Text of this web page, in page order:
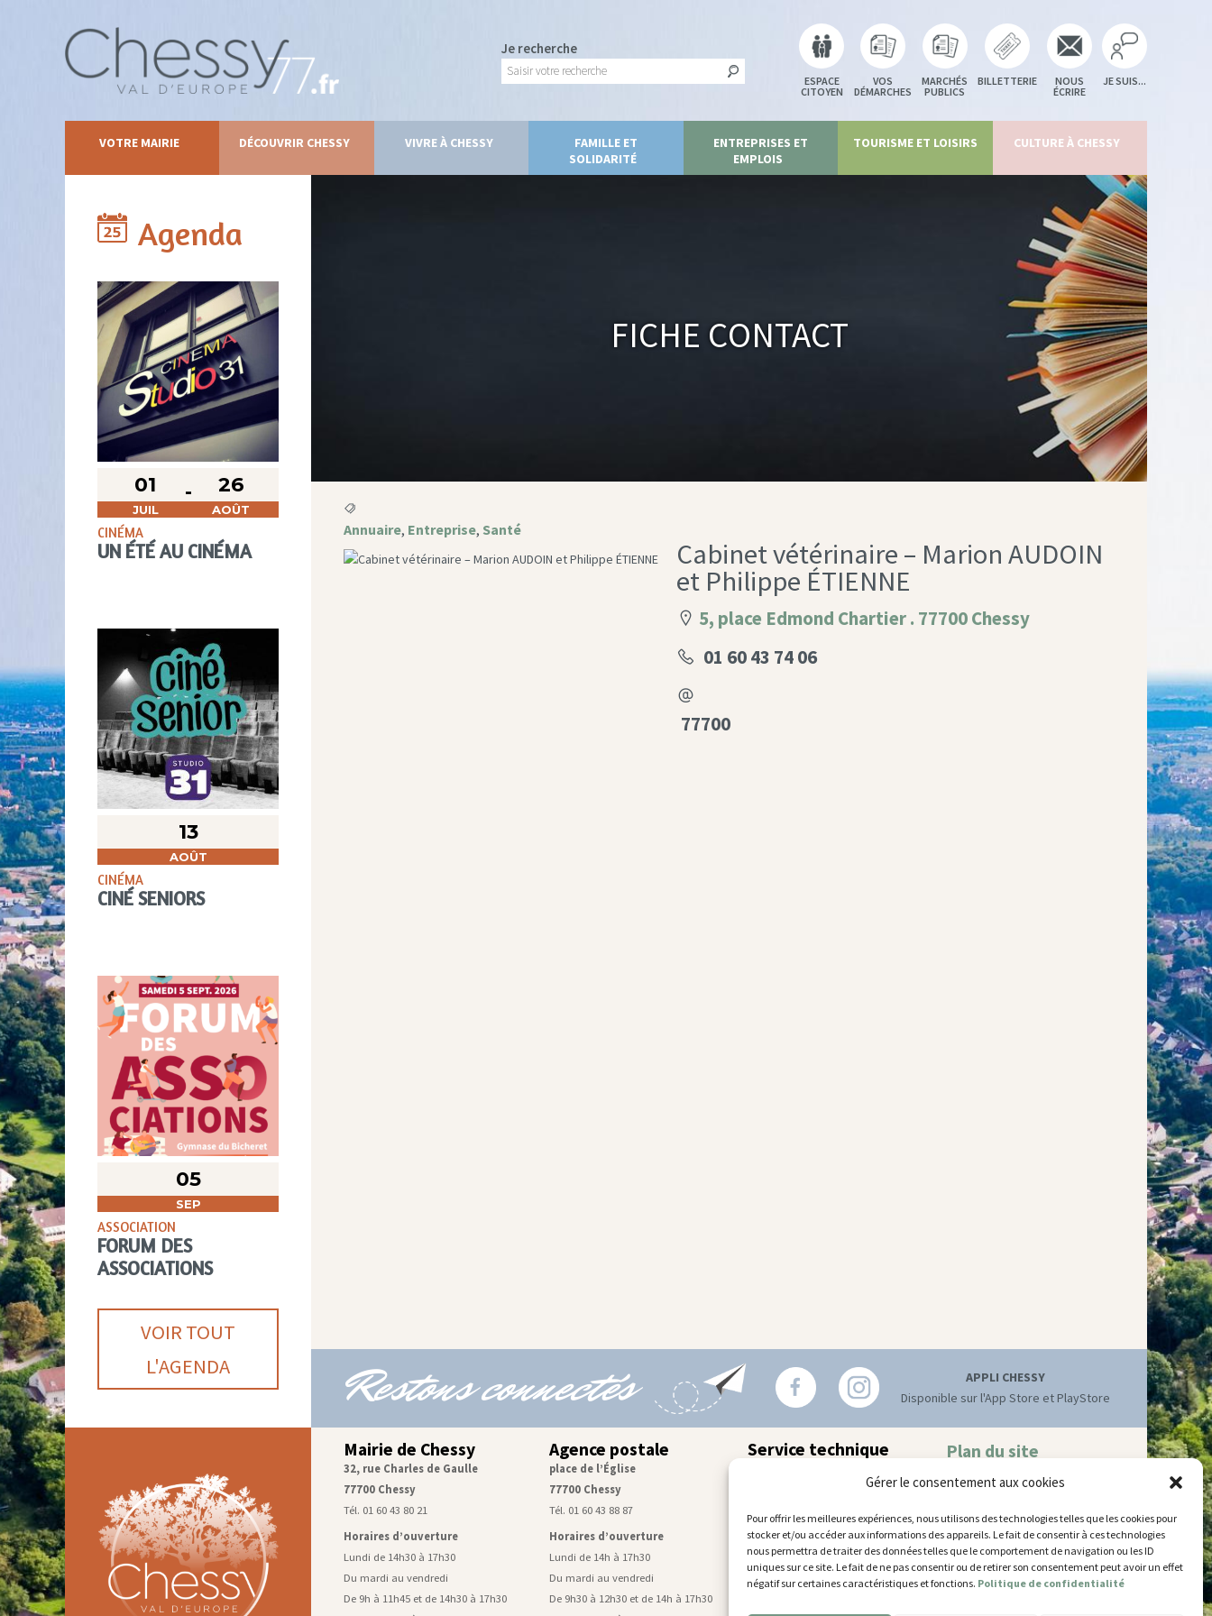
Gérer le consentement aux cookies
Pour offrir les meilleures expériences, nous utilisons des technologies telles que les cookies pour
stocker et/ou accéder aux informations des appareils. Le fait de consentir à ces technologies
nous permettra de traiter des données telles que le comportement de navigation ou les ID
uniques sur ce site. Le fait de ne pas consentir ou de retirer son consentement peut avoir un effet
négatif sur certaines caractéristiques et fonctions. Politique de confidentialité
Je recherche
ESPACE
CITOYEN
VOS
DÉMARCHES
MARCHÉS
PUBLICS
BILLETTERIE
NOUS
ÉCRIRE
JE SUIS...
VOTRE MAIRIE DÉCOUVRIR CHESSY VIVRE À CHESSY
FAMILLE ET
SOLIDARITÉ
ENTREPRISES ET
EMPLOIS
TOURISME ET LOISIRS CULTURE À CHESSY
Agenda
01
JUIL
26
AOÛT
CINÉMA
UN ÉTÉ AU CINÉMA
13
AOÛT
CINÉMA
CINÉ SENIORS
05
SEP
ASSOCIATION
FORUM DES
ASSOCIATIONS
VOIR TOUT
L'AGENDA
Fiche Contact
Annuaire, Entreprise, Santé
Cabinet vétérinaire – Marion AUDOIN
et Philippe ÉTIENNE
5, place Edmond Chartier . 77700 Chessy
01 60 43 74 06
77700
Restons connectés
APPLI CHESSY
Disponible sur l'App Store et PlayStore
Mairie de Chessy
32, rue Charles de Gaulle
77700 Chessy
Tél. 01 60 43 80 21
Horaires d’ouverture
Lundi de 14h30 à 17h30
Du mardi au vendredi
De 9h à 11h45 et de 14h30 à 17h30
Agence postale
place de l’Église
77700 Chessy
Tél. 01 60 43 88 87
Horaires d’ouverture
Lundi de 14h à 17h30
Du mardi au vendredi
De 9h30 à 12h30 et de 14h à 17h30
Service technique
77700 Chessy
Horaires d’ouverture
Lundi, mardi et jeudi
De 9h à 11h45 et de 14h30 à 17h30
Plan du site
Mentions légales
Accessibilité
Gestion des cookies